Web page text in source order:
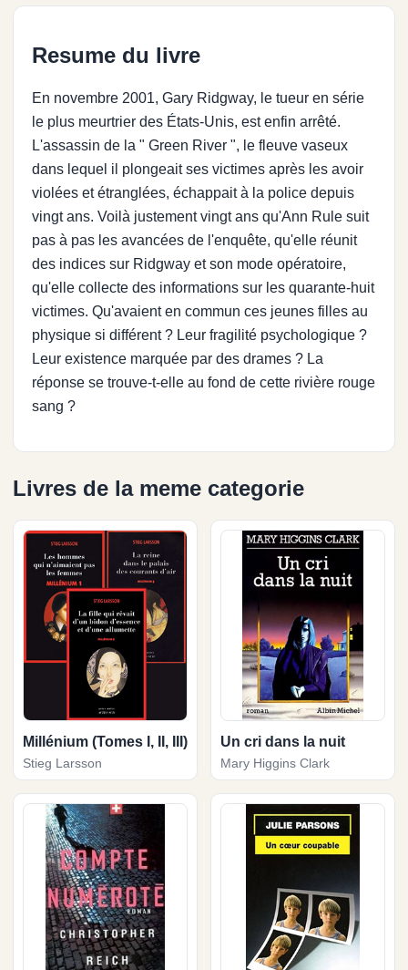
Resume du livre
En novembre 2001, Gary Ridgway, le tueur en série
le plus meurtrier des États-Unis, est enfin arrêté.
L'assassin de la " Green River ", le fleuve vaseux
dans lequel il plongeait ses victimes après les avoir
violées et étranglées, échappait à la police depuis
vingt ans. Voilà justement vingt ans qu'Ann Rule suit
pas à pas les avancées de l'enquête, qu'elle réunit
des indices sur Ridgway et son mode opératoire,
qu'elle collecte des informations sur les quarante-huit
victimes. Qu'avaient en commun ces jeunes filles au
physique si différent ? Leur fragilité psychologique ?
Leur existence marquée par des drames ? La
réponse se trouve-t-elle au fond de cette rivière rouge
sang ?
Livres de la meme categorie
Millénium (Tomes I, II, III)
Stieg Larsson
Un cri dans la nuit
Mary Higgins Clark